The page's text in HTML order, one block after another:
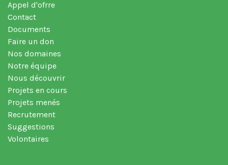
Appel d'ofrre
Contact
Documents
Faire un don
Nos domaines
Notre équipe
Nous découvrir
Projets en cours
Projets menés
Recrutement
Suggestions
Volontaires